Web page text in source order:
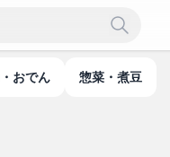
・おでん 惣菜・煮豆